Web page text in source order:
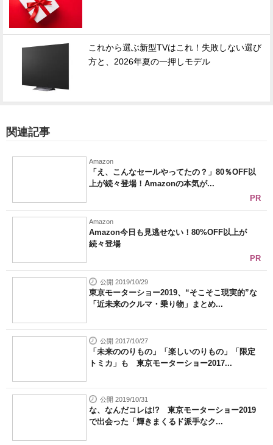
これから選ぶ新型TVはこれ！失敗しない選び
方と、2026年夏の一押しモデル
関連記事
Amazon
「え、こんなセールやってたの？」80％OFF以
上が続々登場！Amazonの本気が...
PR
Amazon
Amazon今日も見逃せない！80%OFF以上が
続々登場
PR
公開 2019/10/29
東京モーターショー2019、“そこそこ現実的”な
「近未来のクルマ・乗り物」まとめ...
公開 2017/10/27
「未来ののりもの」「楽しいのりもの」「限定
トミカ」も 東京モーターショー2017...
公開 2019/10/31
な、なんだコレは!? 東京モーターショー2019
で出会った「輝きまくるド派手なク...